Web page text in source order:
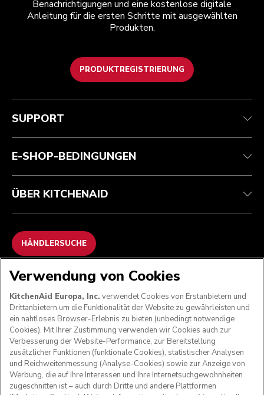
Benachrichtigungen und eine kostenlose digitale
Anleitung für die ersten Schritte mit ausgewählten
Produkten.
PRODUKTREGISTRIERUNG
Health Check
Verfolgen Sie Ihre Bestellung
Garantie und Dokumente
Häufig gestellte fragen
Teilnahmebedingungen
Rückgaben und Erstattungen
Impressum
ODR
Die Marke
Händlersuche
SUPPORT
E-SHOP-BEDINGUNGEN
ÜBER KITCHENAID
HÄNDLERSUCHE
WIR AKZEPTIEREN
FOLGEN SIE UNS
Verwendung von Cookies
KitchenAid Europa, Inc. verwendet Cookies von Erstanbietern und
Drittanbietern um die Funktionalität der Website zu gewährleisten und
ein nahtloses Browser-Erlebnis zu bieten (unbedingt notwendige
Cookies). Mit Ihrer Zustimmung verwenden wir Cookies auch zur
Verbesserung der Website-Performance, zur Bereitstellung
zusätzlicher Funktionen (funktionale Cookies), statistischer Analysen
und Reichweitenmessung (Analyse-Cookies) sowie zur Anzeige von
Werbung, die auf Ihre Interessen und Ihre Internetsuchgewohnheiten
zugeschnitten ist – auch durch Dritte und andere Plattformen